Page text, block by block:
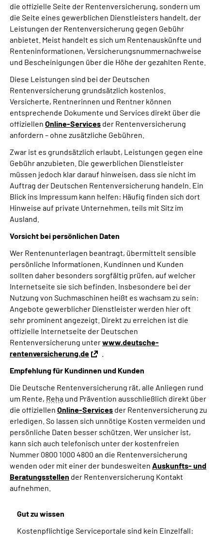
Mein Kundenportal
die offizielle Seite der Rentenversicherung, sondern um
die Seite eines gewerblichen Dienstleisters handelt, der
Leistungen der Rentenversicherung gegen Gebühr
anbietet. Meist handelt es sich um Rentenauskünfte und
Renteninformationen, Versicherungsnummernachweise
und Bescheinigungen über die Höhe der gezahlten Rente.
Diese Leistungen sind bei der Deutschen
Rentenversicherung grundsätzlich kostenlos.
Versicherte, Rentnerinnen und Rentner können
entsprechende Dokumente und Services direkt über die
offiziellen Online-Services der Rentenversicherung
anfordern – ohne zusätzliche Gebühren.
Zwar ist es grundsätzlich erlaubt, Leistungen gegen eine
Gebühr anzubieten. Die gewerblichen Dienstleister
müssen jedoch klar darauf hinweisen, dass sie nicht im
Auftrag der Deutschen Rentenversicherung handeln. Ein
Blick ins Impressum kann helfen: Häufig finden sich dort
Hinweise auf private Unternehmen, teils mit Sitz im
Ausland.
Vorsicht bei persönlichen Daten
Wer Rentenunterlagen beantragt, übermittelt sensible
persönliche Informationen. Kundinnen und Kunden
sollten daher besonders sorgfältig prüfen, auf welcher
Internetseite sie sich befinden. Insbesondere bei der
Nutzung von Suchmaschinen heißt es wachsam zu sein:
Angebote gewerblicher Dienstleister werden hier oft
sehr prominent angezeigt. Direkt zu erreichen ist die
offizielle Internetseite der Deutschen
Rentenversicherung unterwww.deutsche-
rentenversicherung.de
Empfehlung für Kundinnen und Kunden
Die Deutsche Rentenversicherung rät, alle Anliegen rund
um Rente, Reha und Prävention ausschließlich direkt über
die offiziellen Online-Services der Rentenversicherung zu
erledigen. So lassen sich unnötige Kosten vermeiden und
persönliche Daten besser schützen. Wer unsicher ist,
kann sich auch telefonisch unter der kostenfreien
Nummer 0800 1000 4800 an die Rentenversicherung
wenden oder mit einer der bundesweiten Auskunfts- und
Beratungsstellen der Rentenversicherung Kontakt
aufnehmen.
Gut zu wissen
Kostenpflichtige Serviceportale sind kein Einzelfall: